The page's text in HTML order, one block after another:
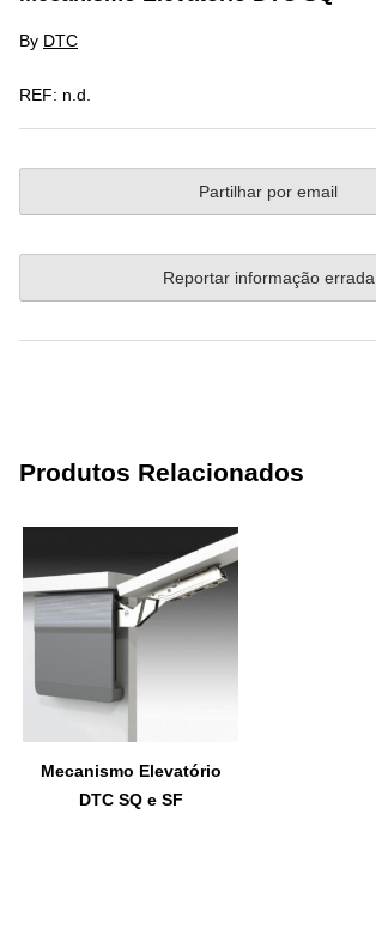
By DTC
REF: n.d.
Partilhar por email
Reportar informação errada
Produtos Relacionados
Mecanismo Elevatório
DTC SQ e SF